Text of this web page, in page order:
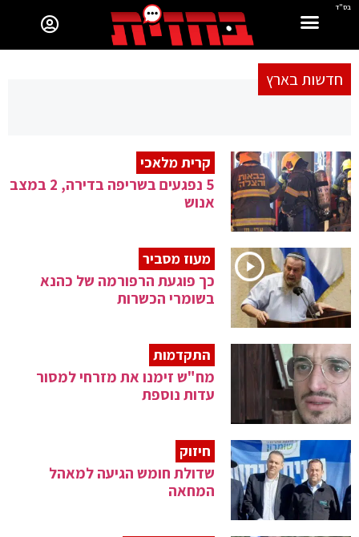
בס"ד
חדשות בארץ
קרית מלאכי
5 נפגעים בשריפה בדירה, 2 במצב
אנוש
מעוז מסביר
כך פוגעת הרפורמה של כהנא
בשומרי הכשרות
התקדמות
מח"ש זימנו את מזרחי למסור
עדות נוספת
חיזוק
שדולת חומש הגיעה למאהל
המחאה